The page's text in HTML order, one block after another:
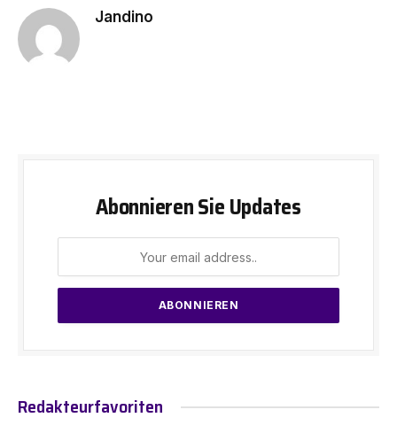
Jandino
Abonnieren Sie Updates
Redakteurfavoriten